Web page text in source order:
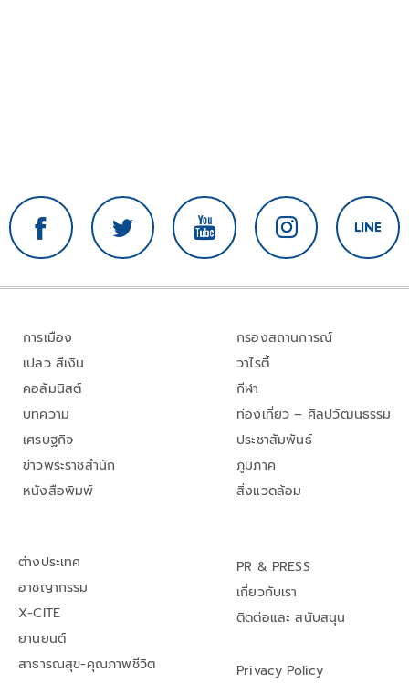
การเมือง
เปลว สีเงิน
คอลัมนิสต์
บทความ
เศรษฐกิจ
ข่าวพระราชสำนัก
หนังสือพิมพ์
กรองสถานการณ์
วาไรตี้
กีฬา
ท่องเที่ยว – ศิลปวัฒนธรรม
ประชาสัมพันธ์
ภูมิภาค
สิ่งแวดล้อม
ต่างประเทศ
อาชญากรรม
X-CITE
ยานยนต์
สาธารณสุข-คุณภาพชีวิต
PR & PRESS
เกี่ยวกับเรา
ติดต่อและ สนับสนุน
Privacy Policy